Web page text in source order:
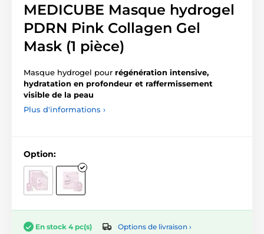
MEDICUBE Masque hydrogel
PDRN Pink Collagen Gel
Mask (1 pièce)
Masque hydrogel pour régénération intensive,
hydratation en profondeur et raffermissement
visible de la peau
Plus d'informations ›
Option:
En stock 4 pc(s)
Options de livraison ›